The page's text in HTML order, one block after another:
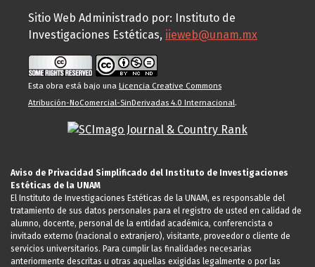
Sitio Web Administrado por: Instituto de
Investigaciones Estéticas, iieweb@unam.mx
Esta obra está bajo una Licencia Creative Commons
Atribución-NoComercial-SinDerivadas 4.0 Internacional.
Aviso de Privacidad Simplificado del Instituto de Investigaciones
Estéticas de la UNAM
El Instituto de Investigaciones Estéticas de la UNAM, es responsable del
tratamiento de sus datos personales para el registro de usted en calidad de
alumno, docente, personal de la entidad académica, conferencista o
invitado externo (nacional o extranjero), visitante, proveedor o cliente de
servicios universitarios. Para cumplir las finalidades necesarias
anteriormente descritas u otras aquellas exigidas legalmente o por las